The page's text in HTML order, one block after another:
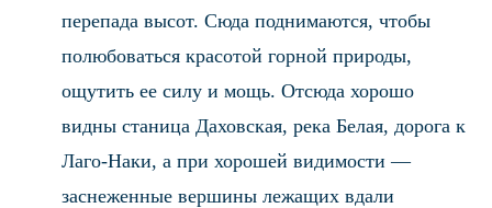
перепада высот. Сюда поднимаются, чтобы
полюбоваться красотой горной природы,
ощутить ее силу и мощь. Отсюда хорошо
видны станица Даховская, река Белая, дорога к
Лаго-Наки, а при хорошей видимости —
заснеженные вершины лежащих вдали